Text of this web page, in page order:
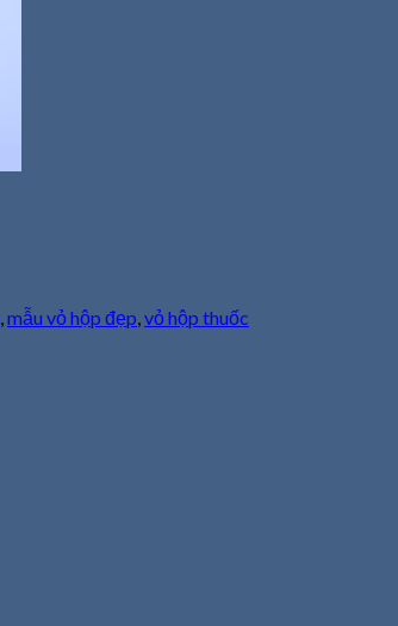
,mẫu vỏ hộp đẹp,vỏ hộp thuốc